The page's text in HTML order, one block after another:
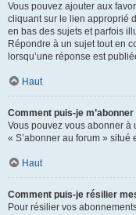
Vous pouvez ajouter aux
cliquant sur le lien approprié
en bas des sujets et parfois
Répondre à un sujet tout en
lorsqu’une réponse est
Haut
Comment puis-je
Vous pouvez vous abonner à
« S’abonner au forum »
Haut
Comment puis-je résilier
Pour résilier vos